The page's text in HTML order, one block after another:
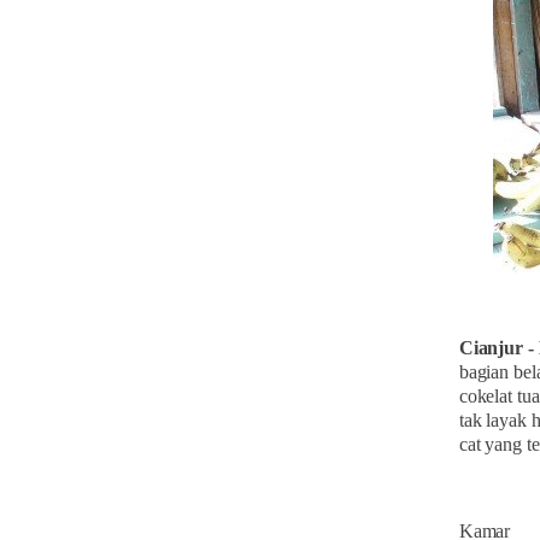
Cianjur
bagian
cokelat
tak layak
cat yang
Kamar